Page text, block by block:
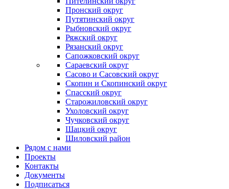
Пронский округ
Путятинский округ
Рыбновский округ
Ряжский округ
Рязанский округ
Сапожковский округ
Сараевский округ
Сасово и Сасовский округ
Скопин и Скопинский округ
Спасский округ
Старожиловский округ
Ухоловский округ
Чучковский округ
Шацкий округ
Шиловский район
Рядом с нами
Проекты
Контакты
Документы
Подписаться